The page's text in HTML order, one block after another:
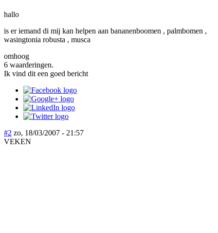
hallo
is er iemand di mij kan helpen aan bananenboomen , palmbomen ,
wasingtonia robusta , musca
omhoog
6 waarderingen.
Ik vind dit een goed bericht
#2 zo, 18/03/2007 - 21:57
VEKEN